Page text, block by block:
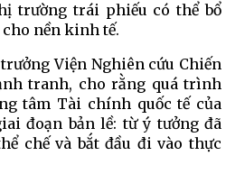
trường trái phiếu có thể bổ
nền kinh tế.
Viện Nghiên cứu Chiến
tranh, cho rằng quá trình
tâm Tài chính quốc tế của
đoạn bản lề: từ ý tưởng đã
chế và bắt đầu đi vào thực